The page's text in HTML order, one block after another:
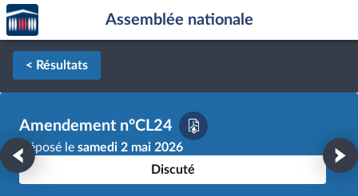
Aller au contenu
Aller en bas de la page
Accèder
à la
page
d'accueil
Assemblée nationale
< Résultats
Amendement n°CL24
Déposé le samedi 2 mai 2026
Discuté